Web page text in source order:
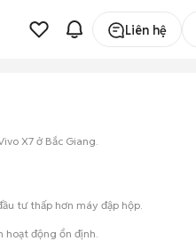
Liên hệ
X7 ở Bắc Giang.
tư thấp hơn máy đập hộp.
hoạt động ổn định.